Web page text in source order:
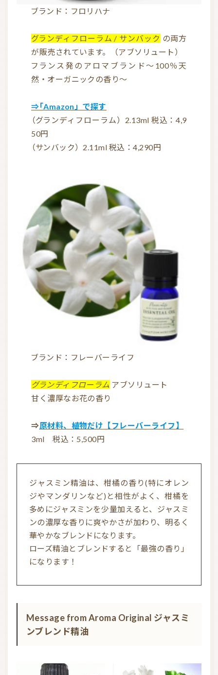
ブランド：フロリハナ
グランディフローラム / サンバック の両方
が販売されています。（アブソリュート）
フランス発のアロマブランド～100％天
然・オーガニックの香り～
⇒「Amazon」で探す
（グランディフローラム）2.13ml 税込：4,9
50円
（サンバック）2.11ml 税込：4,290円
ブランド：フレーバーライフ
グランディフローラム アブソリュート
甘く濃厚なお花の香り
⇒原材料、植物だけ【フレーバーライフ】
3ml 税込：5,500円
ジャスミン精油は、柑橘の香り(特にオレン
ジやマンダリンなど)と相性がよく、柑橘を
多めにジャスミンを少量加えると、ジャスミ
ンの濃厚な香りに爽やかさが加わり、明るく
華やかなブレンドになります。
ローズ精油とブレンドすると「最強の香り」
になります！
Message from Aroma Original ジャスミ
ンブレンド精油